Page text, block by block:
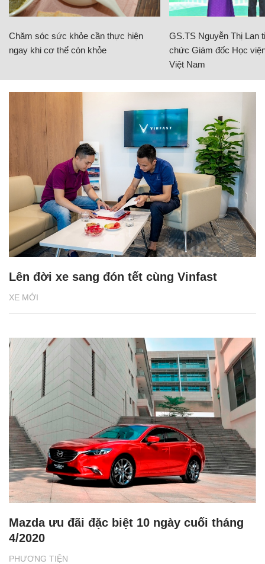
Chăm sóc sức khỏe cần thực hiện
ngay khi cơ thể còn khỏe
GS.TS Nguyễn Thị Lan
chức Giám đốc Học
Việt Nam
XE MỚI
Lên đời xe sang đón tết cùng Vinfast
PHƯƠNG TIỆN
Mazda ưu đãi đặc biệt 10 ngày cuối tháng
4/2020